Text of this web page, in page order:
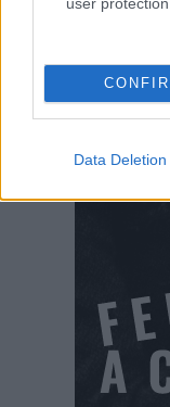
Data Deletion